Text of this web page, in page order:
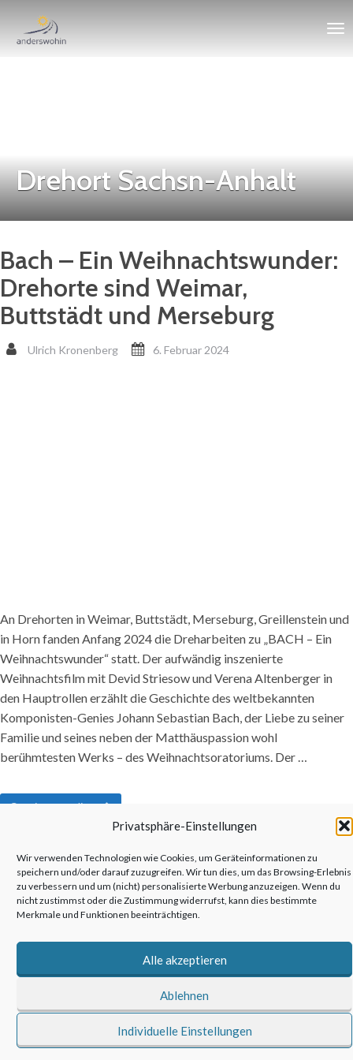
Privatsphäre-Einstellungen
Wir verwenden Technologien wie Cookies, um Geräteinformationen zu
speichern und/oder darauf zuzugreifen. Wir tun dies, um das Browsing-Erlebnis
zu verbessern und um (nicht) personalisierte Werbung anzuzeigen. Wenn du
nicht zustimmst oder die Zustimmung widerrufst, kann dies bestimmte
Merkmale und Funktionen beeinträchtigen.
Alle akzeptieren
Ablehnen
Individuelle Einstellungen
Drehort Sachsn-Anhalt
Bach – Ein Weihnachtswunder:
Drehorte sind Weimar,
Buttstädt und Merseburg
Ulrich Kronenberg 6. Februar 2024
An Drehorten in Weimar, Buttstädt, Merseburg, Greillenstein und
in Horn fanden Anfang 2024 die Dreharbeiten zu „BACH – Ein
Weihnachtswunder“ statt. Der aufwändig inszenierte
Weihnachtsfilm mit Devid Striesow und Verena Altenberger in
den Hauptrollen erzählt die Geschichte des weltbekannten
Komponisten-Genies Johann Sebastian Bach, der Liebe zu seiner
Familie und seines neben der Matthäuspassion wohl
berühmtesten Werks – des Weihnachtsoratoriums. Der …
Continue reading
©2026 anderswohin|Ulrich Kronenberg